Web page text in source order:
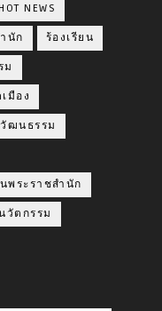
HOT NEWS
นัก ร้องเรียน
ม
มือง
ฒนธรรม
พระราชสำนัก
วัตกรรม